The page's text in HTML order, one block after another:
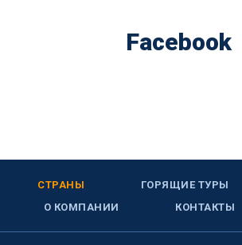
Facebook
СТРАНЫ ГОРЯЩИЕ ТУРЫ
О КОМПАНИИ
КОНТАКТЫ